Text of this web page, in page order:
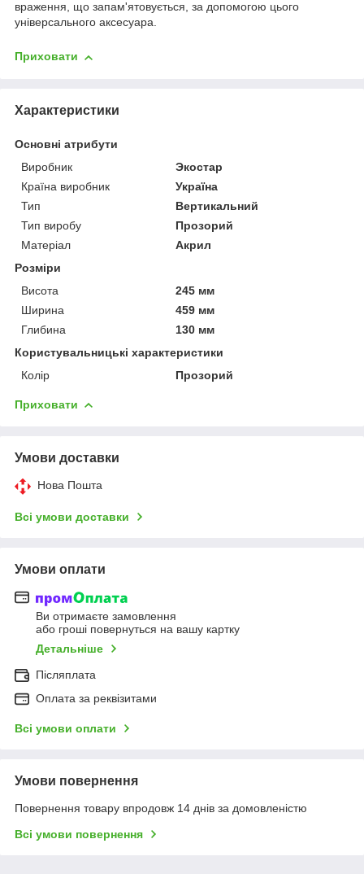
враження, що запам'ятовується, за допомогою цього
універсального аксесуара.
Приховати
Характеристики
Основні атрибути
Виробник
Экостар
Країна виробник
Україна
Тип
Вертикальний
Тип виробу
Прозорий
Матеріал
Акрил
Розміри
Висота
245 мм
Ширина
459 мм
Глибина
130 мм
Користувальницькі характеристики
Колір
Прозорий
Приховати
Умови доставки
Нова Пошта
Всі умови доставки
Умови оплати
Ви отримаєте замовлення
або гроші повернуться на вашу картку
Детальніше
Післяплата
Оплата за реквізитами
Всі умови оплати
Умови повернення
Повернення товару впродовж 14 днів за домовленістю
Всі умови повернення